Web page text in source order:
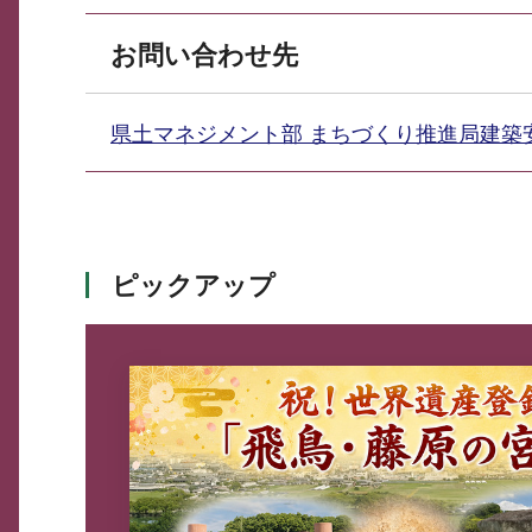
お問い合わせ先
県土マネジメント部 まちづくり推進局建
ピックアップ